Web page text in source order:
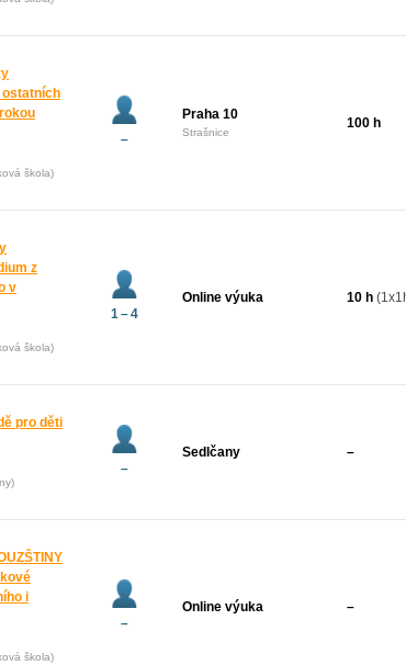
ostatních
škola)
–
Praha 10
Strašnice
100 h
z
v
škola)
1 – 4
Online výuka 10 h
pro děti
–
Sedlčany –
i
škola)
–
Online výuka –